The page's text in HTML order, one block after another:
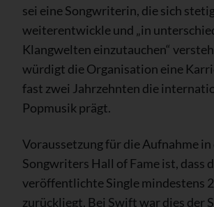
sei eine Songwriterin, die sich
weiterentwickle und „in
Klangwelten einzutauchen“
würdigt die Organisation eine
fast zwei Jahrzehnten die
Popmusik prägt.
Voraussetzung für die Aufnahme in
Songwriters Hall of Fame ist, dass
veröffentlichte Single mindestens
zurückliegt. Bei Swift war dies der